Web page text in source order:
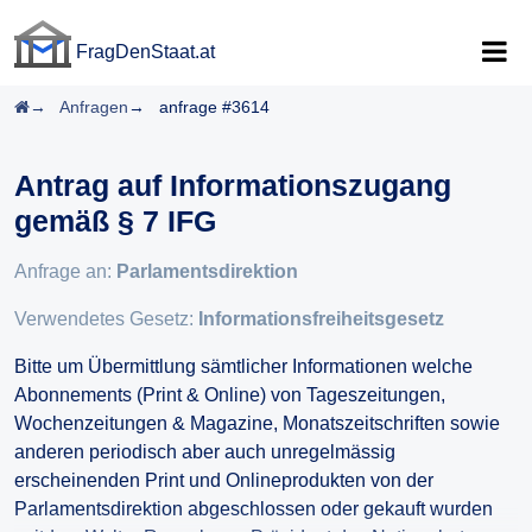
FragDenStaat.at
Startseite
Anfragen anfrage #3614
Antrag auf Informationszugang
gemäß § 7 IFG
Anfrage an: Parlamentsdirektion
Verwendetes Gesetz: Informationsfreiheitsgesetz
Bitte um Übermittlung sämtlicher Informationen welche
Abonnements (Print & Online) von Tageszeitungen,
Wochenzeitungen & Magazine, Monatszeitschriften sowie
anderen periodisch aber auch unregelmässig
erscheinenden Print und Onlineprodukten von der
Parlamentsdirektion abgeschlossen oder gekauft wurden